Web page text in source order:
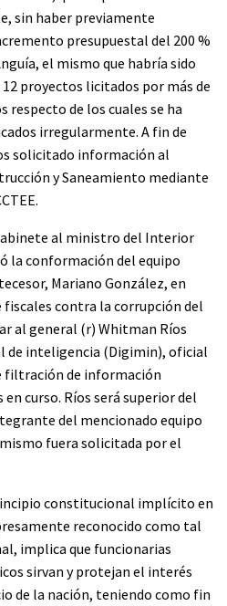
sin haber previamente
presupuestal del 200 %
el mismo que habría sido
proyectos licitados por más de
respecto de los cuales se ha
irregularmente. A fin de
solicitado información al
y Saneamiento mediante
al ministro del Interior
la conformación del equipo
Mariano González, en
fiscales contra la corrupción del
al general (r) Whitman Ríos
de inteligencia (Digimin), oficial
filtración de información
curso. Ríos será superior del
del mencionado equipo
fuera solicitada por el
constitucional implícito en
reconocido como tal
implica que funcionarias
sirvan y protejan el interés
de la nación, teniendo como fin